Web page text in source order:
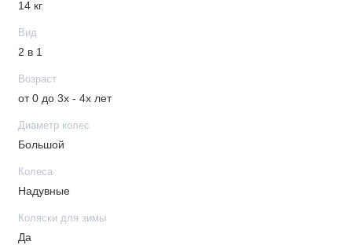
Тип колеса: надувные
Диаметр колеса: 23+29 см
Центральный тормоз
В комплекте
14 кг
Вид
2 в 1
Возраст
от 0 до 3х - 4х лет
Диаметр колес
Большой
Колеса
Надувные
Коляски для зимы
Да